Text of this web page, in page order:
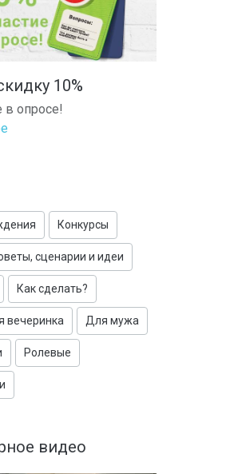
10%
в опросе!
Конкурсы
сценарии и идеи
Как сделать?
вечеринка Для мужа
Ролевые
видео